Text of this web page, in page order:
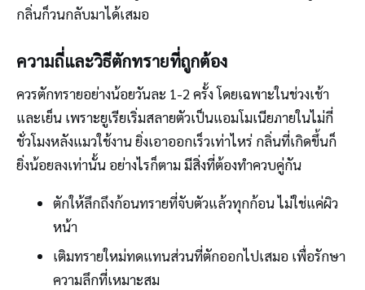
กลิ่นก็วนกลับมาได้เสมอ
ความถี่และวิธีตักทรายที่ถูกต้อง
ควรตักทรายอย่างน้อยวันละ 1-2 ครั้ง โดยเฉพาะในช่วงเช้า
และเย็น เพราะยูเรียเริ่มสลายตัวเป็นแอมโมเนียภายในไม่กี่
ชั่วโมงหลังแมวใช้งาน ยิ่งเอาออกเร็วเท่าไหร่ กลิ่นที่เกิดขึ้นก็
ยิ่งน้อยลงเท่านั้น อย่างไรก็ตาม มีสิ่งที่ต้องทำควบคู่กัน
ตักให้ลึกถึงก้อนทรายที่จับตัวแล้วทุกก้อน ไม่ใช่แค่ผิว
หน้า
เติมทรายใหม่ทดแทนส่วนที่ตักออกไปเสมอ เพื่อรักษา
ความลึกที่เหมาะสม